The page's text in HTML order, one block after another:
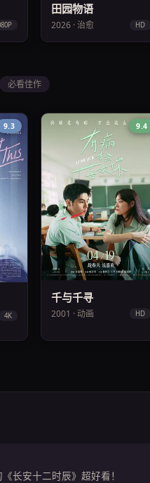
田园物语
2026 · 治愈 HD
必看佳作
9.3
4K
9.4
千与千寻
2001 · 动画 HD
长安十二时辰》超好看！